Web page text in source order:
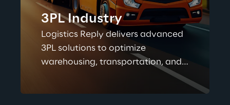
3PL Industry
Logistics Reply delivers advanced
3PL solutions to optimize
warehousing, transportation, and
end-to-end logistics operations—